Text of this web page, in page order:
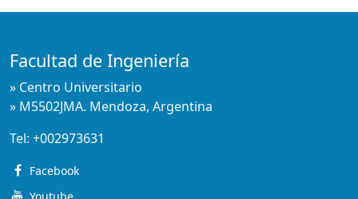
Facultad de Ingeniería
» Centro Universitario
» M5502JMA. Mendoza, Argentina
Tel: +002973631
Facebook
Youtube